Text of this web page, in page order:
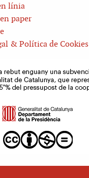
línia
paper
& Política de Cookies